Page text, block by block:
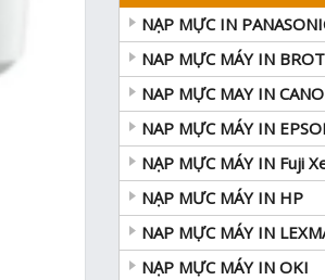
NẠP MỰC IN
NAP MỰC MÁY IN
NAP MỰC MAY IN
NAP MỰC MÁY IN
NẠP MỰC MÁY IN Fuji
NẠP MƯC MÁY IN HP
NAP MỰC MÁY IN
NẠP MỰC MÁY IN OKI